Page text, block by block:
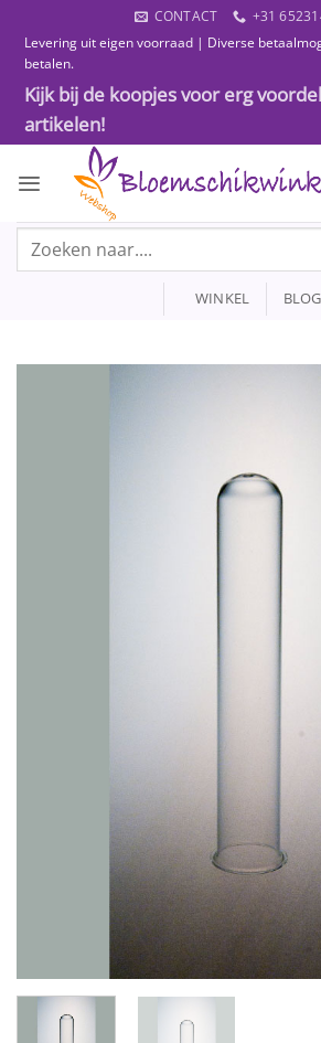
naar
inhoud
CONTACT
+31
Levering uit eigen voorraad | Diverse
betalen.
Kijk bij de koopjes voor erg
artikelen!
Zoeken
WINKEL BLOG